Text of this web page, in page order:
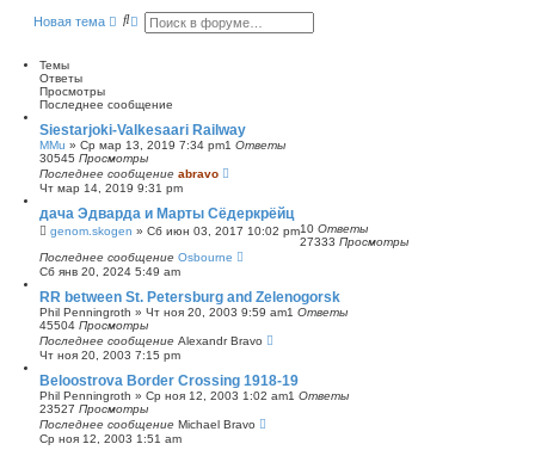
Новая тема
П Р
е
н
ы
й
п
о
с
к
Темы
Ответы
Просмотры
Последнее сообщение
Siestarjoki-Valkesaari Railway
MMu » Ср мар 13, 2019 7:34 pm1 Ответы
30545 Просмотры
Последнее сообщение abravo
Чт мар 14, 2019 9:31 pm
дача Эдварда и Марты Сёдеркрёйц
genom.skogen » Сб июн 03, 2017 10:02 pm10 Ответы
27333 Просмотры
Последнее сообщение Osbourne
Сб янв 20, 2024 5:49 am
RR between St. Petersburg and Zelenogorsk
Phil Penningroth » Чт ноя 20, 2003 9:59 am1 Ответы
45504 Просмотры
Последнее сообщение Alexandr Bravo
Чт ноя 20, 2003 7:15 pm
Beloostrova Border Crossing 1918-19
Phil Penningroth » Ср ноя 12, 2003 1:02 am1 Ответы
23527 Просмотры
Последнее сообщение Michael Bravo
Ср ноя 12, 2003 1:51 am